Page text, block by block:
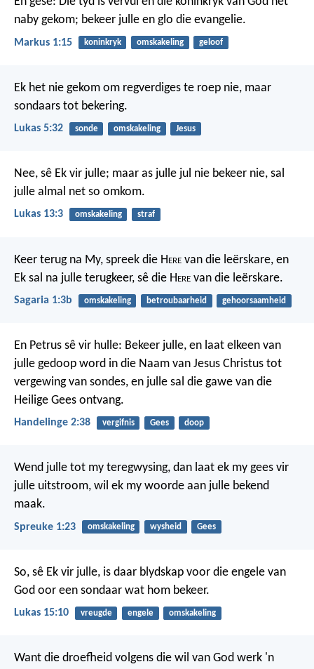
naby gekom; bekeer julle en glo die evangelie.
Markus 1:15 koninkryk omskakeling geloof
Ek het nie gekom om regverdiges te roep nie, maar
sondaars tot bekering.
Lukas 5:32 sonde omskakeling Jesus
Nee, sê Ek vir julle; maar as julle jul nie bekeer nie, sal
julle almal net so omkom.
Lukas 13:3 omskakeling straf
Keer terug na My, spreek die Here van die leërskare, en
Ek sal na julle terugkeer, sê die Here van die leërskare.
Sagaria 1:3b omskakeling betroubaarheid gehoorsaamheid
En Petrus sê vir hulle: Bekeer julle, en laat elkeen van
julle gedoop word in die Naam van Jesus Christus tot
vergewing van sondes, en julle sal die gawe van die
Heilige Gees ontvang.
Handelinge 2:38 vergifnis Gees doop
Wend julle tot my teregwysing, dan laat ek my gees vir
julle uitstroom, wil ek my woorde aan julle bekend
maak.
Spreuke 1:23 omskakeling wysheid Gees
So, sê Ek vir julle, is daar blydskap voor die engele van
God oor een sondaar wat hom bekeer.
Lukas 15:10 vreugde engele omskakeling
Want die droefheid volgens die wil van God werk 'n